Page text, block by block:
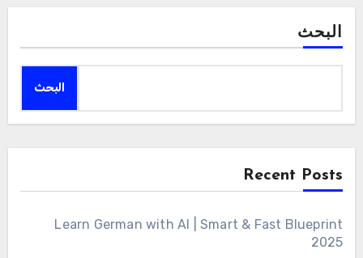
البحث
البحث
Recent Posts
Learn German with AI | Smart & Fast Blueprint
2025